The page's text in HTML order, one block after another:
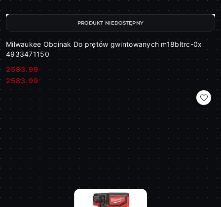
Milwaukee Obcinak Do prętów gwintowanych m18bltrc-0x
4933471150
Cena:
2583.99
Cena:
2583.99
PRODUKT NIEDOSTĘPNY